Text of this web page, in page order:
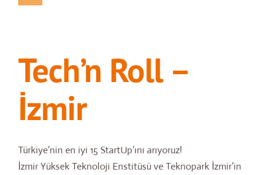
Tech’n Roll –
İzmir
Türkiye’nin en iyi 15 StartUp’ını arıyoruz!
İzmir Yüksek Teknoloji Enstitüsü ve Teknopark İzmir’in